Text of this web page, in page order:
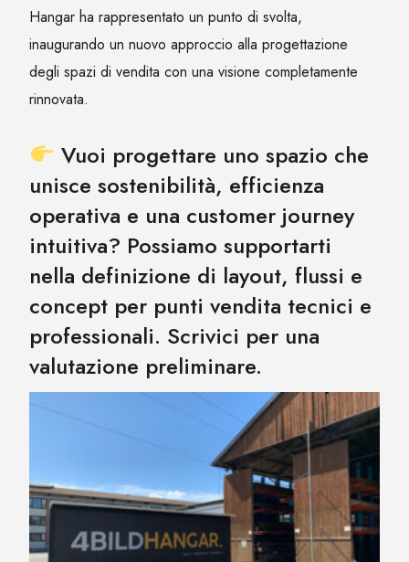
Hangar ha rappresentato un punto di svolta,
inaugurando un nuovo approccio alla progettazione
degli spazi di vendita con una visione completamente
rinnovata.
Vuoi progettare uno spazio che
unisce sostenibilità, efficienza
operativa e una customer journey
intuitiva? Possiamo supportarti
nella definizione di layout, flussi e
concept per punti vendita tecnici e
professionali. Scrivici per una
valutazione preliminare.